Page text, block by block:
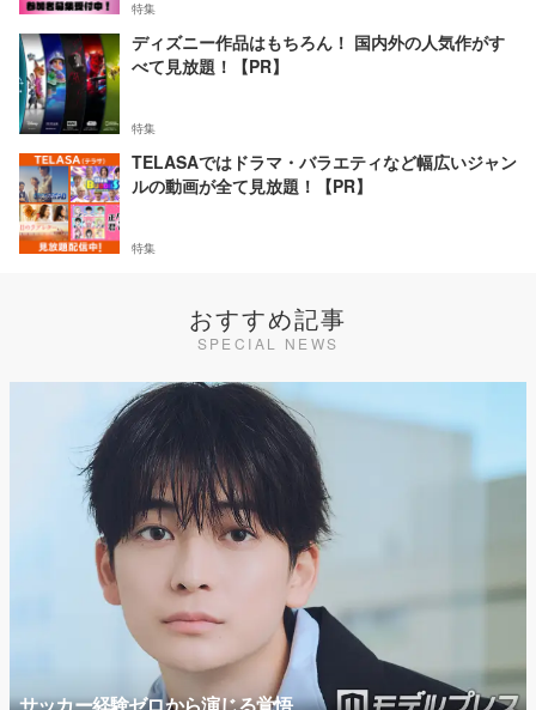
特集
ディズニー作品はもちろん！ 国内外の人気作がす
べて見放題！【PR】
特集
TELASAではドラマ・バラエティなど幅広いジャン
ルの動画が全て見放題！【PR】
特集
おすすめ記事
SPECIAL NEWS